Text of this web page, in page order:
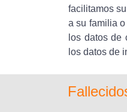
facilitamos
a su familia
los datos de
los datos de